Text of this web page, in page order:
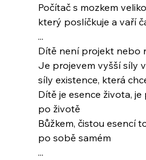
Počítač s mozkem
který poslíčkuje a vaří
...
Dítě není projekt nebo
Je projevem vyšší síly
síly existence, která
Dítě je esence života,
po životě
Bůžkem, čistou esencí
po sobě samém
...